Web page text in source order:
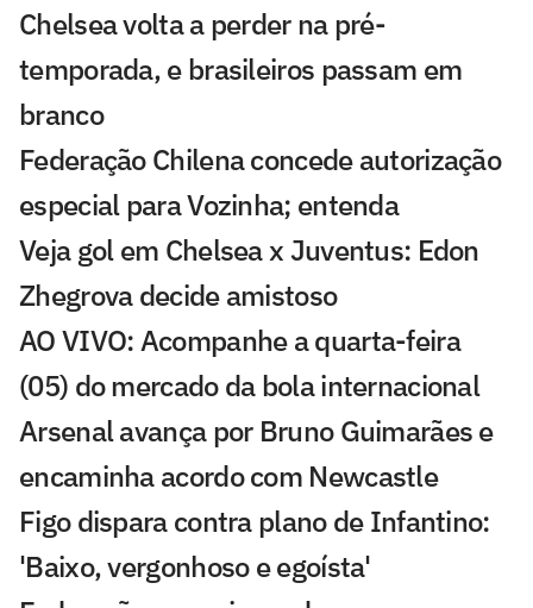
Chelsea volta a perder na pré-
temporada, e brasileiros passam em
branco
Federação Chilena concede autorização
especial para Vozinha; entenda
Veja gol em Chelsea x Juventus: Edon
Zhegrova decide amistoso
AO VIVO: Acompanhe a quarta-feira
(05) do mercado da bola internacional
Arsenal avança por Bruno Guimarães e
encaminha acordo com Newcastle
Figo dispara contra plano de Infantino:
'Baixo, vergonhoso e egoísta'